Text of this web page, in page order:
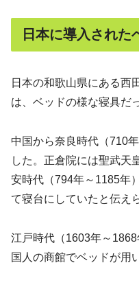
日本に導入された
日本の和歌山県にある西
は、ベッドの様な寝具だ
中国から奈良時代（710
した。正倉院には聖武天
安時代（794年～1185年
て寝台にしていたと伝え
江戸時代（1603年～
国人の商館でベッドが用